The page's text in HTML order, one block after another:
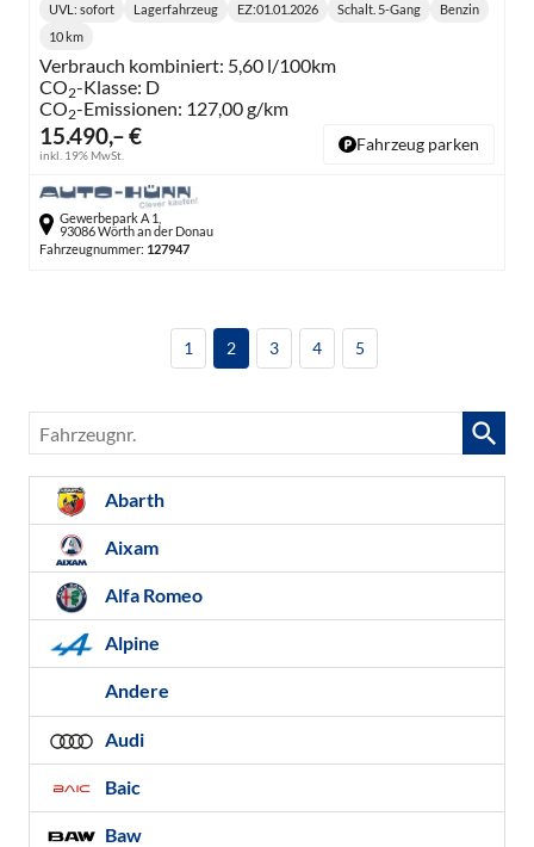
15.490,– €
inkl. 19% MwSt.
Lieferzeit:
UVL : sofort Lagerfahrzeug EZ:01.01.2026
Getriebe:
Schalt. 5-Gang
Kraftstoff:
Benzin
Kilometerstand:
10 km
Verbrauch kombiniert: 5,60 l/100km
CO2-Klasse: D
CO2-Emissionen: 127,00 g/km
Fahrzeug parken
Gewerbepark A 1,
93086 Wörth an der Donau
Fahrzeugnummer: 127947
1 2 3 4 5
Fahrzeugnr.
Abarth
Aixam
Alfa Romeo
Alpine
Andere
Audi
Baic
Baw